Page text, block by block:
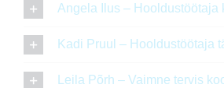
Angela Ilus – Hooldustöötaja
Kadi Pruul – Hooldustöötaja
Leila Põrh – Vaimne tervis